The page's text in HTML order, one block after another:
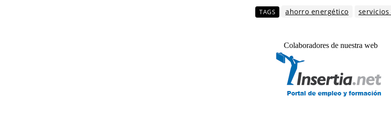
TAGS ahorro energético servicios
Colaboradores de nuestra web